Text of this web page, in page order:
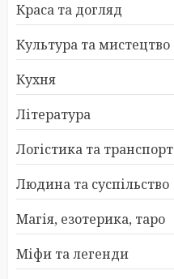
Краса та догляд
Культура та мистецтво
Кухня
Література
Логістика та транспорт
Людина та суспільство
Магія, езотерика, таро
Міфи та легенди